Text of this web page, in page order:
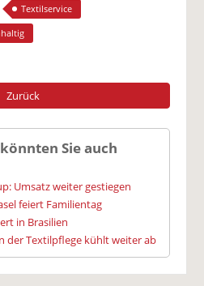
Textilservice
Zurück
Sie auch
Umsatz weiter gestiegen
feiert Familientag
in Brasilien
der Textilpflege kühlt weiter ab